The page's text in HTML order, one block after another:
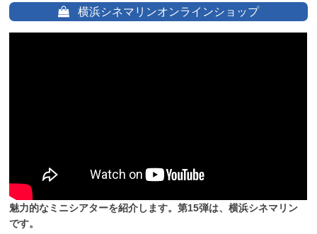
横浜シネマリンオンラインショップ
魅力的なミニシアターを紹介します。第15弾は、横浜シネマリン
です。